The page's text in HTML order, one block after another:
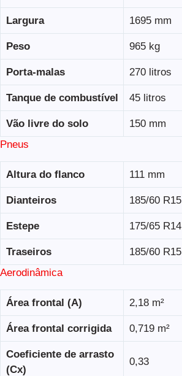
Largura 1695 mm
Peso 965 kg
Porta-malas 270 litros
Tanque de combustível 45 litros
Vão livre do solo
150 mm
Pneus
Altura do flanco 111 mm
Dianteiros 185/60 R15
Estepe 175/65 R14
Traseiros
185/60 R15
Aerodinâmica
Área frontal (A) 2,18 m²
Área frontal corrigida 0,719 m²
Coeficiente de arrasto
(Cx)
0,33